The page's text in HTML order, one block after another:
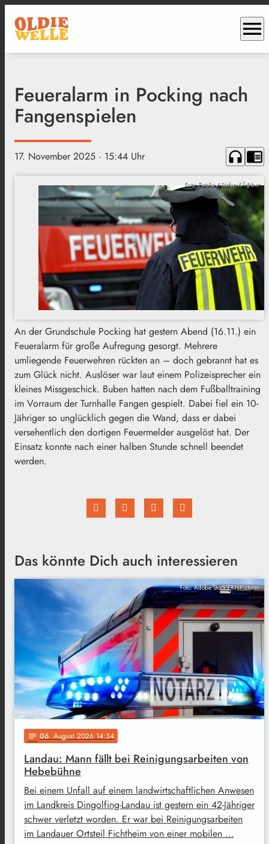
menu
Feueralarm in Pocking nach
Fangenspielen
17. November 2025 · 15:44 Uhr headphones chrome_reader_mode
Foto: Fotolia / Stefan KÃ¶rber
An der Grundschule Pocking hat gestern Abend (16.11.) ein
Feueralarm für große Aufregung gesorgt. Mehrere
umliegende Feuerwehren rückten an – doch gebrannt hat es
zum Glück nicht. Auslöser war laut einem Polizeisprecher ein
kleines Missgeschick. Buben hatten nach dem Fußballtraining
im Vorraum der Turnhalle Fangen gespielt. Dabei fiel ein 10-
Jähriger so unglücklich gegen die Wand, dass er dabei
versehentlich den dortigen Feuermelder ausgelöst hat. Der
Einsatz konnte nach einer halben Stunde schnell beendet
werden.
Das könnte Dich auch interessieren
Foto: Adobe Stock EKH-Pictures
notes 06. August 2026 14:34
Landau: Mann fällt bei Reinigungsarbeiten von
Hebebühne
Bei einem Unfall auf einem landwirtschaftlichen Anwesen
im Landkreis Dingolfing-Landau ist gestern ein 42-Jähriger
schwer verletzt worden. Er war bei Reinigungsarbeiten
im Landauer Ortsteil Fichtheim von einer mobilen …